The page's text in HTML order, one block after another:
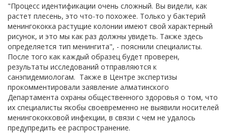
"Процесс идентификации очень сложный. Вы видели, как
растет плесень, это что-то похожее. Только у бактерий
менингококка растущие колонии имеют свой характерный
рисунок, и это мы как раз должны увидеть. Также здесь
определяется тип менингита", - пояснили специалисты.
После того как каждый образец будет проверен,
результаты исследований отправляются к
санэпидемиологам. Также в Центре экспертизы
прокомментировали заявление алматинского
Департамента охраны общественного здоровья о том, что
их специалисты якобы своевременно не выявили носителей
менингококковой инфекции, в связи с чем не удалось
предупредить ее распространение.